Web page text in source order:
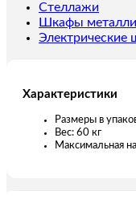
Стеллажи
Шкафы
Электрические
Характеристики
Размеры в
Вес: 60 кг
Максимальная